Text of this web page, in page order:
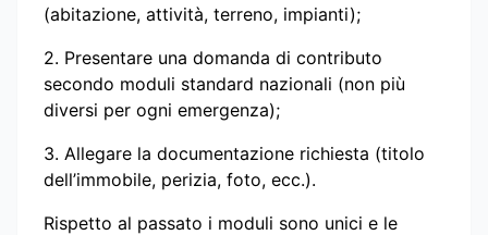
(abitazione, attività, terreno, impianti);
2.⁠ ⁠Presentare una domanda di contributo
secondo moduli standard nazionali (non più
diversi per ogni emergenza);
3.⁠ ⁠Allegare la documentazione richiesta (titolo
dell’immobile, perizia, foto, ecc.).
Rispetto al passato i moduli sono unici e le